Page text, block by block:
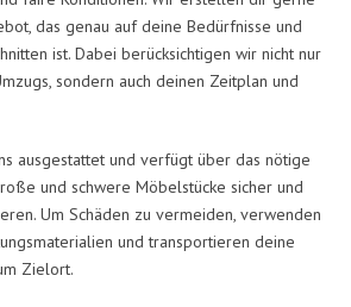
das genau auf deine Bedürfnisse und
ist. Dabei berücksichtigen wir nicht nur
sondern auch deinen Zeitplan und
ausgestattet und verfügt über das nötige
und schwere Möbelstücke sicher und
Um Schäden zu vermeiden, verwenden
und transportieren deine
Zielort.